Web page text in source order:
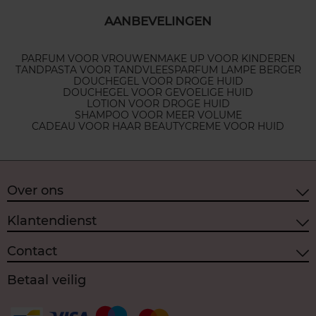
AANBEVELINGEN
PARFUM VOOR VROUWENMAKE UP VOOR KINDEREN
TANDPASTA VOOR TANDVLEESPARFUM LAMPE BERGER
DOUCHEGEL VOOR DROGE HUID
DOUCHEGEL VOOR GEVOELIGE HUID
LOTION VOOR DROGE HUID
SHAMPOO VOOR MEER VOLUME
CADEAU VOOR HAAR BEAUTYCREME VOOR HUID
Over ons
Klantendienst
Contact
Betaal veilig